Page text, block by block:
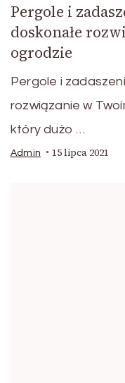
Pergole i
doskonałe
ogrodzie
Pergole i
rozwiązanie w
który dużo …
Admin 15 lipca 2021